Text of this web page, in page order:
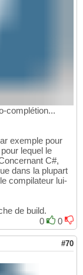
complétion...
exemple pour
lequel le
C#,
dans la plupart
compilateur lui-
de build.
0
0
#70